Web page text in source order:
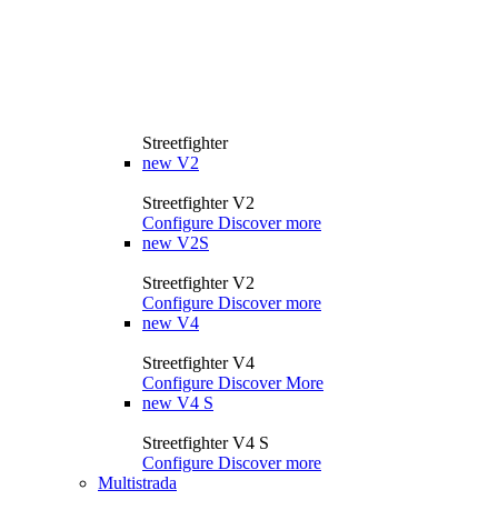
Streetfighter
new V2
Streetfighter V2
Configure Discover more
new V2S
Streetfighter V2
Configure Discover more
new V4
Streetfighter V4
Configure Discover More
new V4 S
Streetfighter V4 S
Configure Discover more
Multistrada